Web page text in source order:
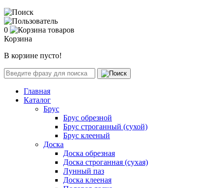
0
Корзина
В корзине пусто!
Главная
Каталог
Брус
Брус обрезной
Брус строганный (сухой)
Брус клееный
Доска
Доска обрезная
Доска строганная (сухая)
Лунный паз
Доска клееная